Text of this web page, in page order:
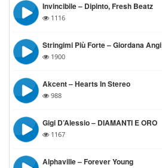
Invincibile – Dipinto, Fresh Beatz
1116
Stringimi Più Forte – Giordana Angi
1900
Akcent – Hearts In Stereo
988
Gigi D’Alessio – DIAMANTI E ORO
1167
Alphaville – Forever Young